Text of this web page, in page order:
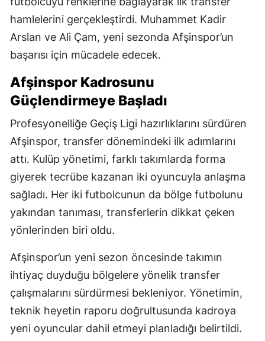
hamlelerini gerçekleştirdi. Muhammet Kadir
Arslan ve Ali Çam, yeni sezonda Afşinspor’un
başarısı için mücadele edecek.
Afşinspor Kadrosunu
Güçlendirmeye Başladı
Profesyonelliğe Geçiş Ligi hazırlıklarını sürdüren
Afşinspor, transfer dönemindeki ilk adımlarını
attı. Kulüp yönetimi, farklı takımlarda forma
giyerek tecrübe kazanan iki oyuncuyla anlaşma
sağladı. Her iki futbolcunun da bölge futbolunu
yakından tanıması, transferlerin dikkat çeken
yönlerinden biri oldu.
Afşinspor’un yeni sezon öncesinde takımın
ihtiyaç duyduğu bölgelere yönelik transfer
çalışmalarını sürdürmesi bekleniyor. Yönetimin,
teknik heyetin raporu doğrultusunda kadroya
yeni oyuncular dahil etmeyi planladığı belirtildi.